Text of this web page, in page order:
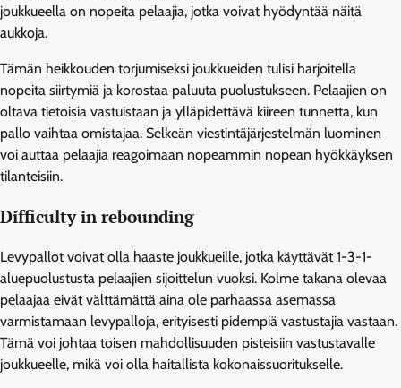
joukkueella on nopeita pelaajia, jotka voivat hyödyntää näitä
aukkoja.
Tämän heikkouden torjumiseksi joukkueiden tulisi harjoitella
nopeita siirtymiä ja korostaa paluuta puolustukseen. Pelaajien on
oltava tietoisia vastuistaan ja ylläpidettävä kiireen tunnetta, kun
pallo vaihtaa omistajaa. Selkeän viestintäjärjestelmän luominen
voi auttaa pelaajia reagoimaan nopeammin nopean hyökkäyksen
tilanteisiin.
Difficulty in rebounding
Levypallot voivat olla haaste joukkueille, jotka käyttävät 1-3-1-
aluepuolustusta pelaajien sijoittelun vuoksi. Kolme takana olevaa
pelaajaa eivät välttämättä aina ole parhaassa asemassa
varmistamaan levypalloja, erityisesti pidempiä vastustajia vastaan.
Tämä voi johtaa toisen mahdollisuuden pisteisiin vastustavalle
joukkueelle, mikä voi olla haitallista kokonaissuoritukselle.